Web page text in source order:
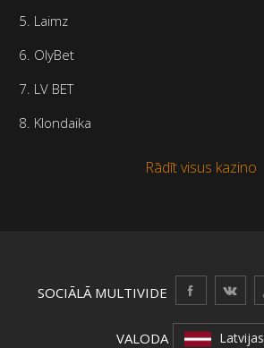
5. Laimz
6. OlyBet
7. LV BET
8. Klondaika
Rādīt visus kazino
SOCIĀLĀ MULTIVIDE
VALODA Latvijas